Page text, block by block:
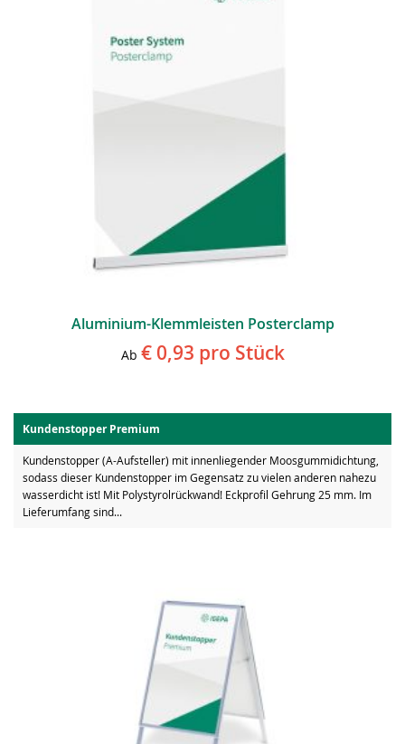
Aluminium-Klemmleisten Posterclamp
Ab € 0,93 pro Stück
Kundenstopper Premium
Kundenstopper (A-Aufsteller) mit innenliegender Moosgummidichtung,
sodass dieser Kundenstopper im Gegensatz zu vielen anderen nahezu
wasserdicht ist! Mit Polystyrolrückwand! Eckprofil Gehrung 25 mm. Im
Lieferumfang sind...